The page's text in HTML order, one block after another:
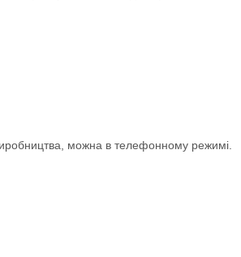
можна в телефонному режимі.